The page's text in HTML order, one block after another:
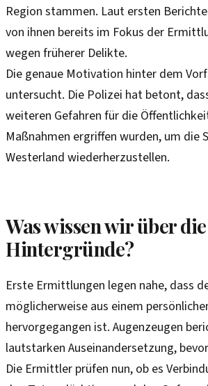
Region stammen. Laut ersten
von ihnen bereits im Fokus der
wegen früherer Delikte.
Die genaue Motivation hinter dem
untersucht. Die Polizei hat betont,
weiteren Gefahren für die
Maßnahmen ergriffen wurden, um die
Westerland wiederherzustellen.
Was wissen wir über die
Hintergründe?
Erste Ermittlungen legen nahe, dass
möglicherweise aus einem
hervorgegangen ist. Augenzeugen
lautstarken Auseinandersetzung,
Die Ermittler prüfen nun, ob es